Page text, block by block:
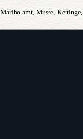
Maribo amt, Musse,